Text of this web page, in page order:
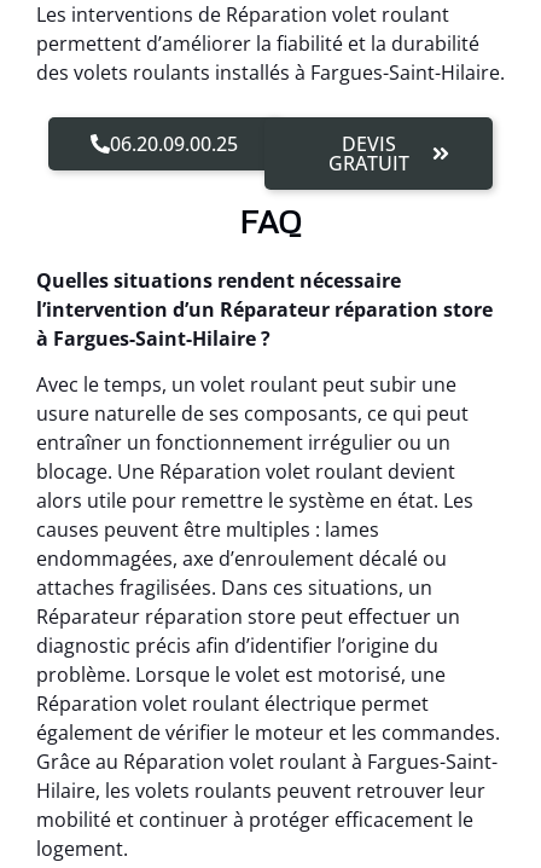
Les interventions de Réparation volet roulant
permettent d’améliorer la fiabilité et la durabilité
des volets roulants installés à Fargues-Saint-Hilaire.
06.20.09.00.25 DEVIS
GRATUIT
FAQ
Quelles situations rendent nécessaire
l’intervention d’un Réparateur réparation store
à Fargues-Saint-Hilaire ?
Avec le temps, un volet roulant peut subir une
usure naturelle de ses composants, ce qui peut
entraîner un fonctionnement irrégulier ou un
blocage. Une Réparation volet roulant devient
alors utile pour remettre le système en état. Les
causes peuvent être multiples : lames
endommagées, axe d’enroulement décalé ou
attaches fragilisées. Dans ces situations, un
Réparateur réparation store peut effectuer un
diagnostic précis afin d’identifier l’origine du
problème. Lorsque le volet est motorisé, une
Réparation volet roulant électrique permet
également de vérifier le moteur et les commandes.
Grâce au Réparation volet roulant à Fargues-Saint-
Hilaire, les volets roulants peuvent retrouver leur
mobilité et continuer à protéger efficacement le
logement.